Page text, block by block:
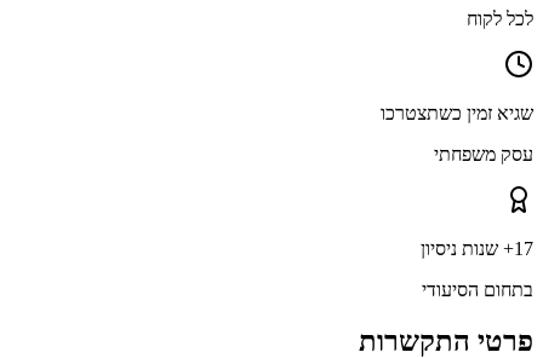
לכל לקוח
שגיא זמין כשתצטרכו
עסק משפחתי
17+ שנות ניסיון
בתחום הסיעודי
פרטי התקשרות